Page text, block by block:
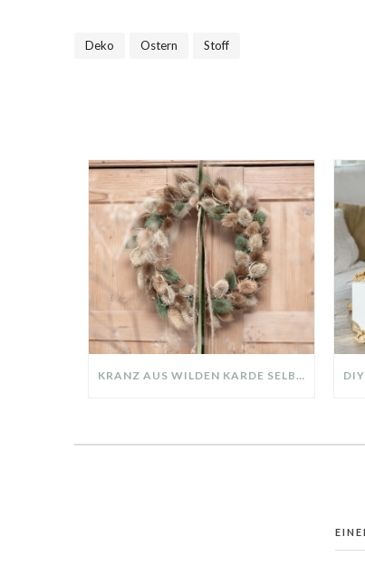
Deko Ostern Stoff
KRANZ AUS WILDEN KARDE SELBER MACHEN: HERBSTDEKO GANZ EINFACH